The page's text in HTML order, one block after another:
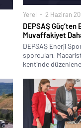
Yerel 2 Haziran
DEPSAŞ Güç’ten
Muvaffakiyet
DEPSAŞ Enerji
sporcuları,
kentinde